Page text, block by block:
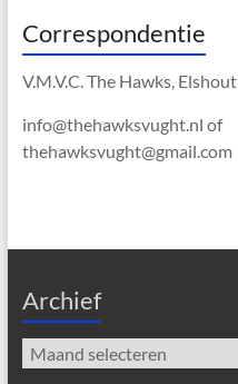
Correspondentie
V.M.V.C. The Hawks, Elshout
info@thehawksvught.nl of
thehawksvught@gmail.com
Archief
Archief